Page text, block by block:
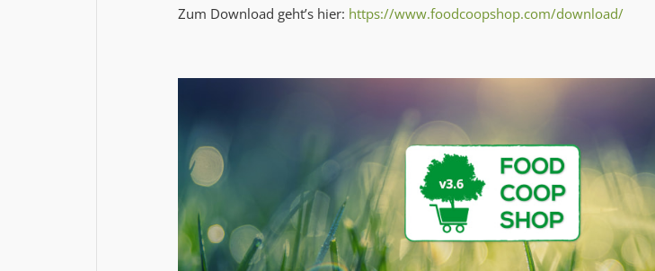
Zum Download geht’s hier: https://www.foodcoopshop.com/download/